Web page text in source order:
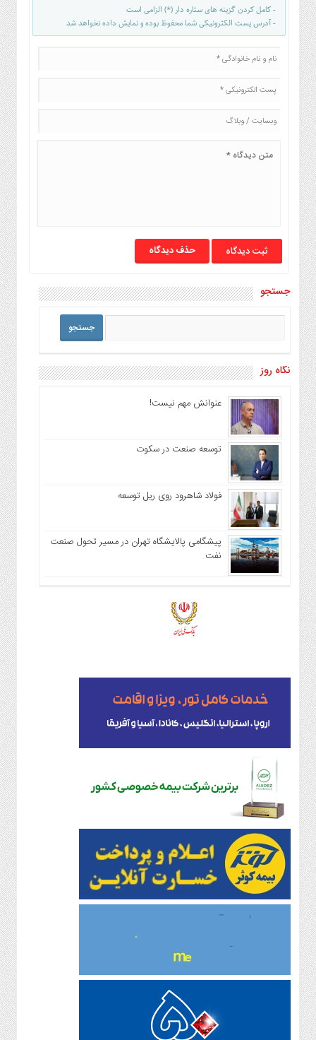
- کامل کردن گزینه های ستاره دار (*) الزامی است
- آدرس پست الکترونیکی شما محفوظ بوده و نمایش داده نخواهد شد
حذف دیدگاه
جستجو
نگاه روز
عنوانش مهم نیست!
توسعه صنعت در سکوت
فولاد شاهرود روی ریل توسعه
پیشگامی پالایشگاه تهران در مسیر تحول صنعت
نفت